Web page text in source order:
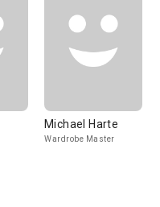
Michael Harte
Wardrobe Master